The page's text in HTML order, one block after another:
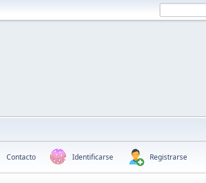
Contacto Identificarse Registrarse